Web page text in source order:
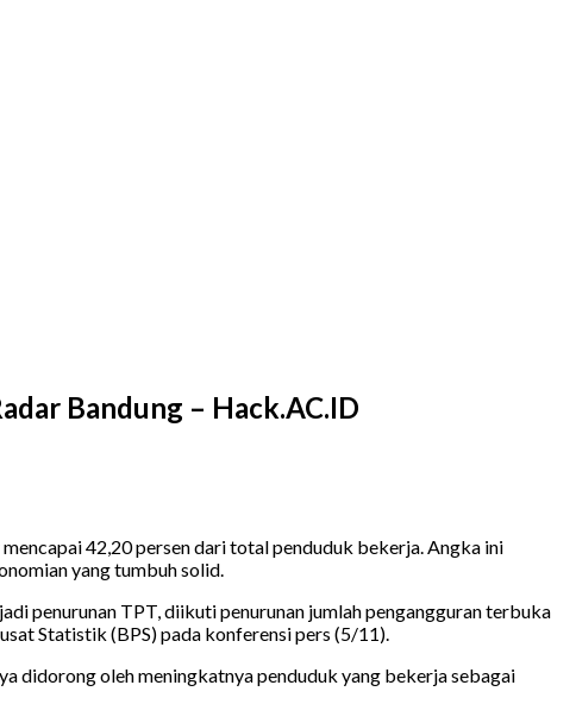
Bandung – Hack.AC.ID
42,20 persen dari total penduduk bekerja. Angka ini
yang tumbuh solid.
penurunan TPT, diikuti penurunan jumlah pengangguran terbuka
Statistik (BPS) pada konferensi pers (5/11).
didorong oleh meningkatnya penduduk yang bekerja sebagai